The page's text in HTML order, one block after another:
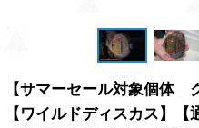
【サマーセール対象個体
【ワイルドディスカス】